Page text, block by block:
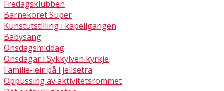
Fredagsklubben
Barnekoret Super
Kunstutstilling i kapellgangen
Babysang
Onsdagsmiddag
Onsdagar i Sykkylven kyrkje
Familie-leir på Fjellsetra
Oppussing av aktivitetsrommet